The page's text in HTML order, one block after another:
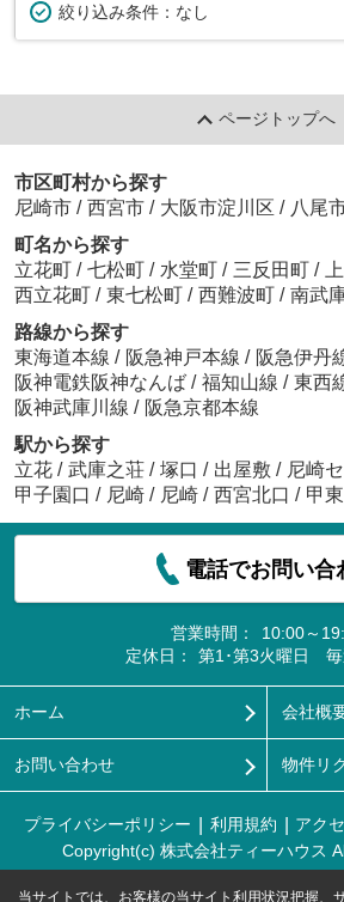
絞り込み条件： なし
ページトップへ
市区町村から探す
尼崎市 / 西宮市 / 大阪市淀川区 / 八尾
町名から探す
立花町 / 七松町 / 水堂町 / 三反田町 /
西立花町 / 東七松町 / 西難波町 / 南武
路線から探す
東海道本線 / 阪急神戸本線 / 阪急伊丹
阪神電鉄阪神なんば / 福知山線 / 東西
阪神武庫川線 / 阪急京都本線
駅から探す
立花 / 武庫之荘 / 塚口 / 出屋敷 / 尼崎
甲子園口 / 尼崎 / 尼崎 / 西宮北口 / 甲
電話でお問い合
営業時間：
10:00～
定休日：
第1･第3火曜日 毎
ホーム 会社概
お問い合わせ 物件リ
プライバシーポリシー 利用規約 アク
Copyright(c) 株式会社ティーハウス
当サイトでは、お客様の当サイト利用状況把握、